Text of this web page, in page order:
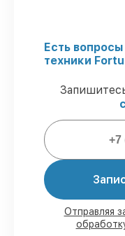
Работаем
заранее
ремонт и
Мы
80%работ
Есть
техники
Отправляя